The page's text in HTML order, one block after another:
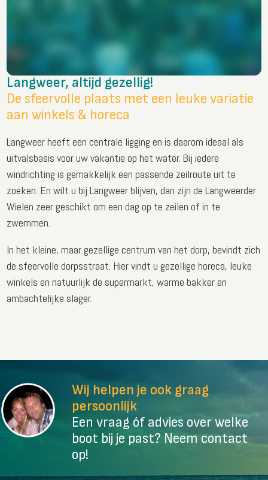
Langweer, altijd gezellig!
De sfeervolle plaats met een leuke variatie
aan winkels & horeca
Langweer heeft een centrale ligging en is daarom ideaal als
uitvalsbasis voor uw vakantie op het water. Bij iedere
windrichting is gemakkelijk een passende zeilroute uit te
zoeken. En wilt u bij Langweer blijven, dan zijn de Langweerder
Wielen zeer geschikt om een dag op te zeilen of in te
zwemmen.
In het kleine, maar gezellige centrum van het dorp, bevindt zich
de sfeervolle dorpsstraat. Hier vindt u gezellige horeca, leuke
winkels en natuurlijk de supermarkt, warme bakker en
ambachtelijke slager.
Wij helpen je ook graag
persoonlijk
Een vraag óf advies over welke
boot bij je past? Neem contact
op!